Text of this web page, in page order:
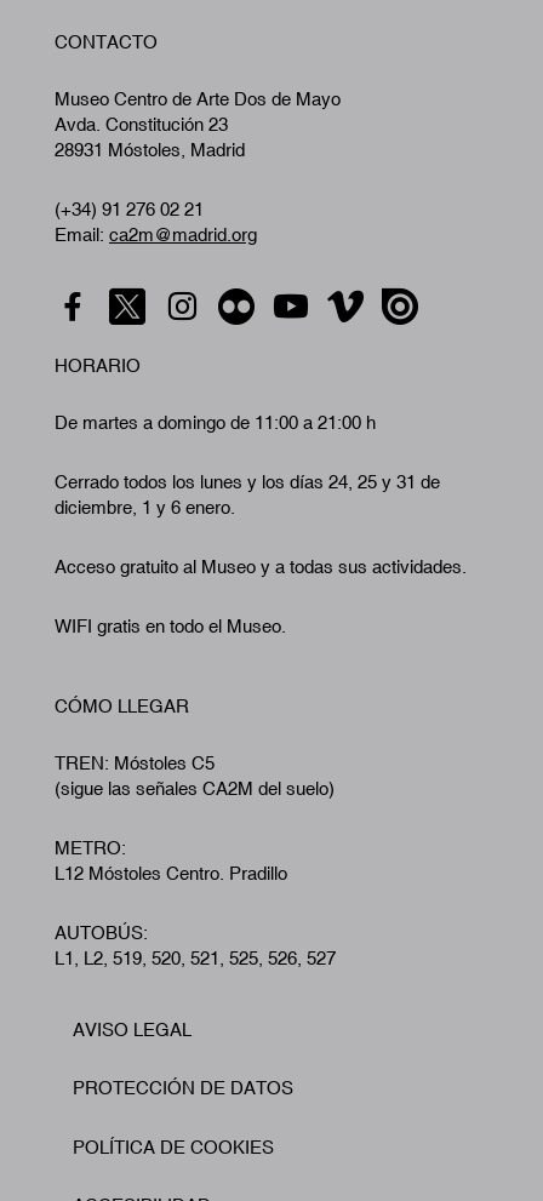
CONTACTO
Museo Centro de Arte Dos de Mayo
Avda. Constitución 23
28931 Móstoles, Madrid
(+34) 91 276 02 21
Email: ca2m@madrid.org
HORARIO
De martes a domingo de 11:00 a 21:00 h
Cerrado todos los lunes y los días 24, 25 y 31 de
diciembre, 1 y 6 enero.
Acceso gratuito al Museo y a todas sus actividades.
WIFI gratis en todo el Museo.
CÓMO LLEGAR
TREN: Móstoles C5
(sigue las señales CA2M del suelo)
METRO:
L12 Móstoles Centro. Pradillo
AUTOBÚS:
L1, L2, 519, 520, 521, 525, 526, 527
Footer
AVISO LEGAL
PROTECCIÓN DE DATOS
POLÍTICA DE COOKIES